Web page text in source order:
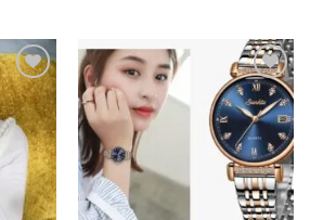
550.000 ₫.
Add to
wishlist
Add to
wishlist